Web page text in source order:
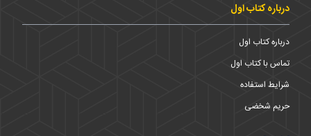
درباره کتاب اول
درباره کتاب اول
تماس با کتاب اول
شرایط استفاده
حریم شخضی